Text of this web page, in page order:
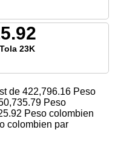
23K
de 422,796.16 Peso
Peso
Peso colombien
colombien par